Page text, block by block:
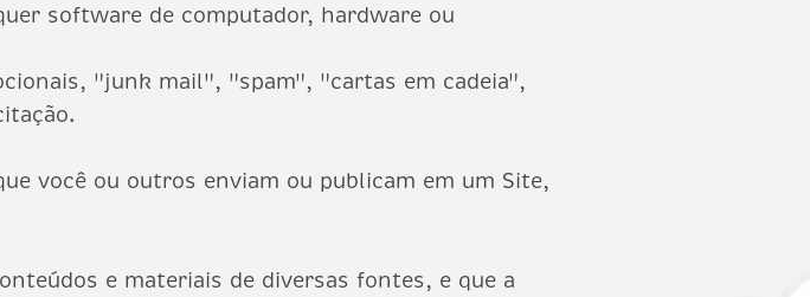
software de computador, hardware ou
"junk mail", "spam", "cartas em cadeia",
você ou outros enviam ou publicam em um Site,
e materiais de diversas fontes, e que a